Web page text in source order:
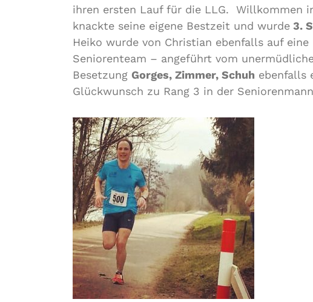
ihren ersten Lauf für die LLG. Willkommen
knackte seine eigene Bestzeit und wurde 3.
Heiko wurde von Christian ebenfalls auf eine
Seniorenteam – angeführt vom
Besetzung Gorges, Zimmer, Schuh ebenfalls
Glückwunsch zu Rang 3 in der